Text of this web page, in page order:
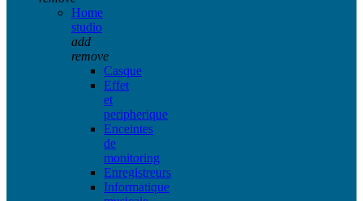
Home
studio
add
remove
Casque
Effet
et
peripherique
Enceintes
de
monitoring
Enregistreurs
Informatique